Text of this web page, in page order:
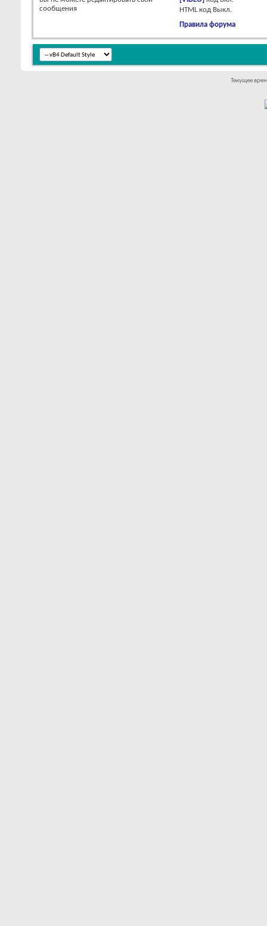
сообщения
HTML код Выкл.
Правила форума
Текущее